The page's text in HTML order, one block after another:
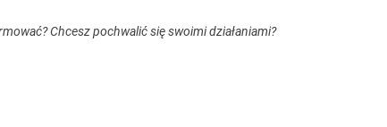
Chcesz pochwalić się swoimi działaniami?